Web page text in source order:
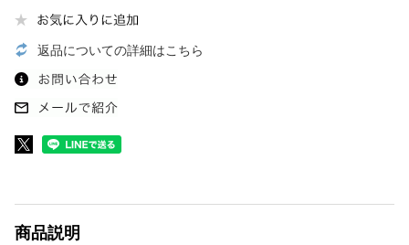
返品についての詳細はこちら
商品説明